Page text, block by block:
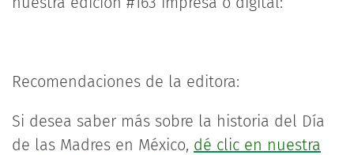
Recomendaciones de la editora:
Si desea saber más sobre la historia del Día
de las Madres en México, dé clic en nuestra